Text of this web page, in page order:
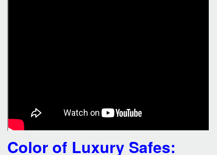
Color of Luxury Safes: